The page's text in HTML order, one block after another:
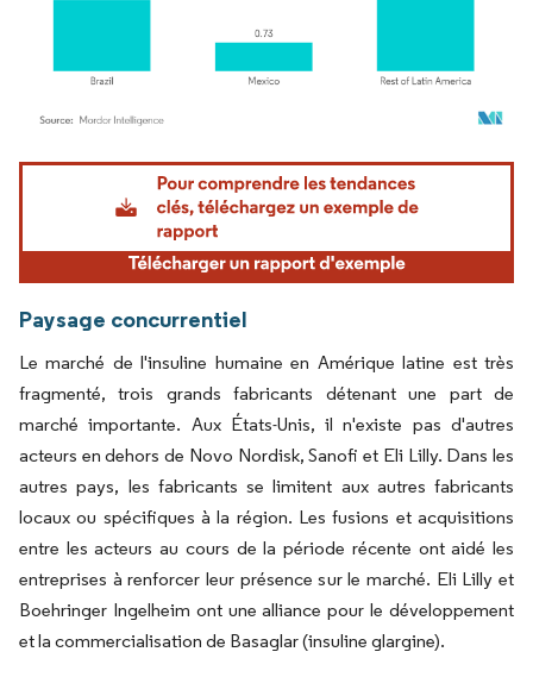
Image © Mordor Intelligence. La réutilisation nécessite une attribution sous CC BY
Paysage concurrentiel
Le marché de l'insuline humaine en Amérique latine est très
fragmenté, trois grands fabricants détenant une part de
marché importante. Aux États-Unis, il n'existe pas d'autres
acteurs en dehors de Novo Nordisk, Sanofi et Eli Lilly. Dans les
autres pays, les fabricants se limitent aux autres fabricants
locaux ou spécifiques à la région. Les fusions et acquisitions
entre les acteurs au cours de la période récente ont aidé les
entreprises à renforcer leur présence sur le marché. Eli Lilly et
Boehringer Ingelheim ont une alliance pour le développement
et la commercialisation de Basaglar (insuline glargine).